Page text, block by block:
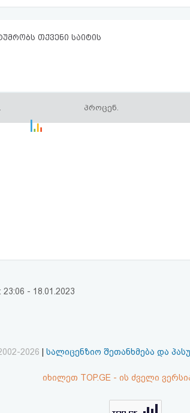
თქვენი საიტის
პროცენ.
- 18.01.2023
2026 სალიცენზიო შეთანხმება და
იხილეთ TOP.GE - ის ძველი